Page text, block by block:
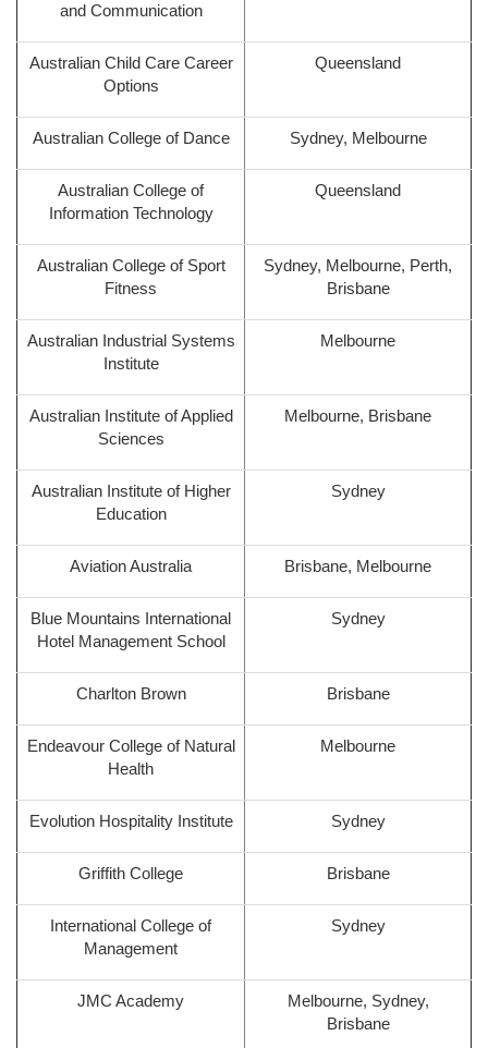
and Communication
Australian Child Care Career
Options
Queensland
Australian College of Dance Sydney, Melbourne
Australian College of
Information Technology
Queensland
Australian College of Sport
Fitness
Sydney, Melbourne, Perth,
Brisbane
Australian Industrial Systems
Institute
Melbourne
Australian Institute of Applied
Sciences
Melbourne, Brisbane
Australian Institute of Higher
Education
Sydney
Aviation Australia Brisbane, Melbourne
Blue Mountains International
Hotel Management School
Sydney
Charlton Brown Brisbane
Endeavour College of Natural
Health
Melbourne
Evolution Hospitality Institute Sydney
Griffith College Brisbane
International College of
Management
Sydney
JMC Academy
Melbourne, Sydney,
Brisbane